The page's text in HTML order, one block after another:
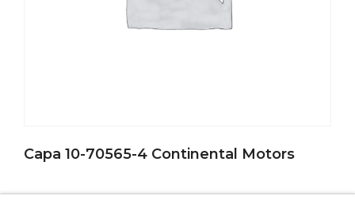
Capa 10-70565-4 Continental Motors